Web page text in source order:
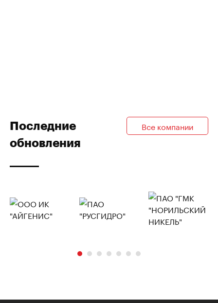
Последние
обновления
Все компании